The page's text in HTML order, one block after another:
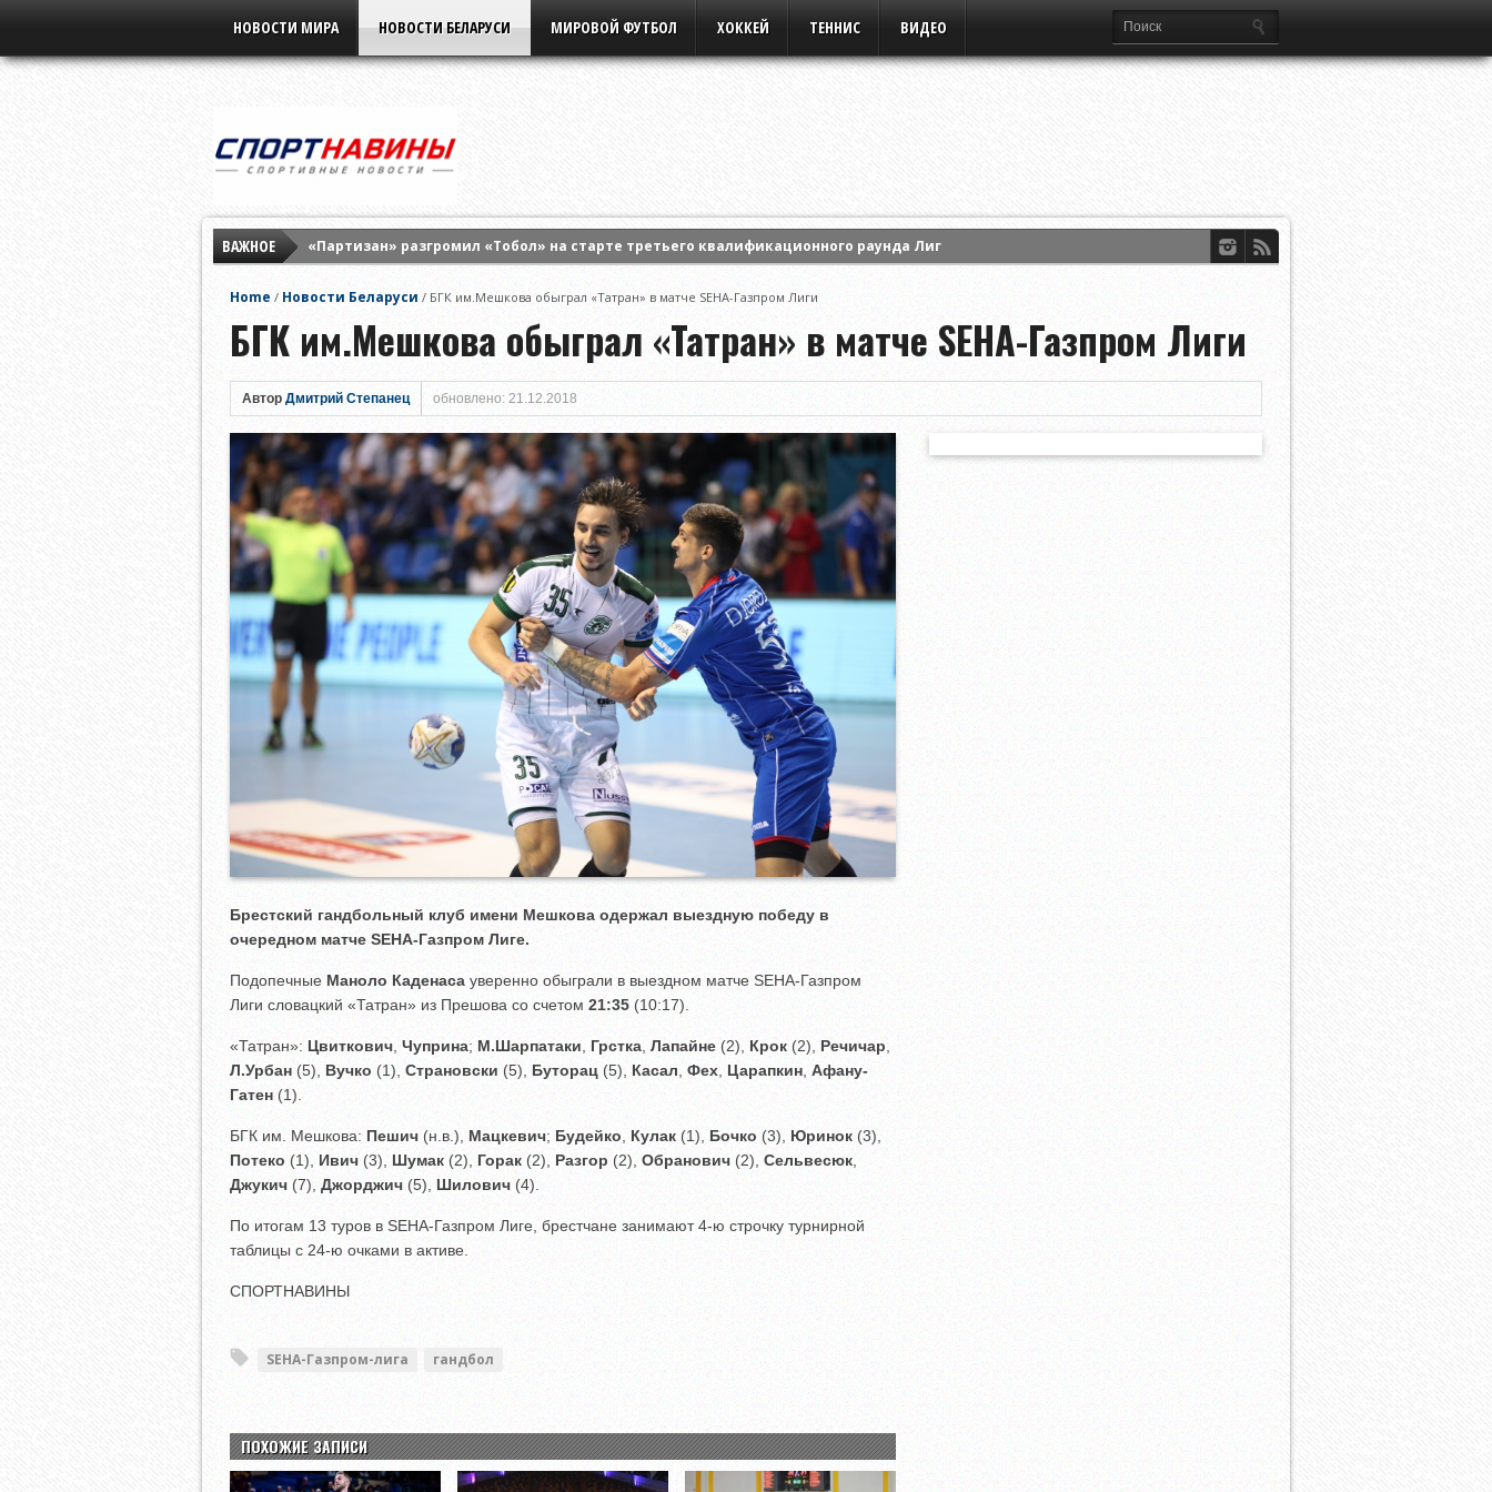
НОВОСТИ МИРА НОВОСТИ БЕЛАРУСИ МИРОВОЙ ФУТБОЛ ХОККЕЙ ТЕННИС ВИДЕО
ВАЖНОЕ
«Партизан» разгромил «Тобол» на старте третьего квалификационного раунда Лиги конференций УЕФА
Home / Новости Беларуси / БГК им.Мешкова обыграл «Татран» в матче SEHA-Газпром Лиги
БГК им.Мешкова обыграл «Татран» в матче SEHA-Газпром Лиги
Автор Дмитрий Степанец обновлено: 21.12.2018
Брестский гандбольный клуб имени Мешкова одержал выездную победу в
очередном матче SEHA-Газпром Лиге.
Подопечные Маноло Каденаса уверенно обыграли в выездном матче SEHA-Газпром
Лиги словацкий «Татран» из Прешова со счетом 21:35 (10:17).
«Татран»: Цвиткович Чуприна; М.Шарпатаки Грстка Лапайне (2), Крок (2), Речичар
Л.Урбан (5), Вучко (1), Страновски (5), Буторац (5), Касал Фех Царапкин Афану-
Гатен (1).
БГК им. Мешкова: Пешич (н.в.), Мацкевич; Будейко Кулак (1), Бочко (3), Юринок (3),
Потеко (1), Ивич (3), Шумак (2), Горак (2), Разгор (2), Обранович (2), Сельвесюк
Джукич (7), Джорджич (5), Шилович (4).
По итогам 13 туров в SEHA-Газпром Лиге, брестчане занимают 4-ю строчку турнирной
таблицы с 24-ю очками в активе.
СПОРТНАВИНЫ
SEHA-Газпром-лига гандбол
ПОХОЖИЕ ЗАПИСИ